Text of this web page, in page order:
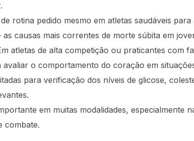
rotina pedido mesmo em atletas saudáveis
causas mais correntes de morte súbita em
atletas de alta competição ou praticantes com
o comportamento do coração em
para verificação dos níveis de glicose,
em muitas modalidades, especialmente
combate.